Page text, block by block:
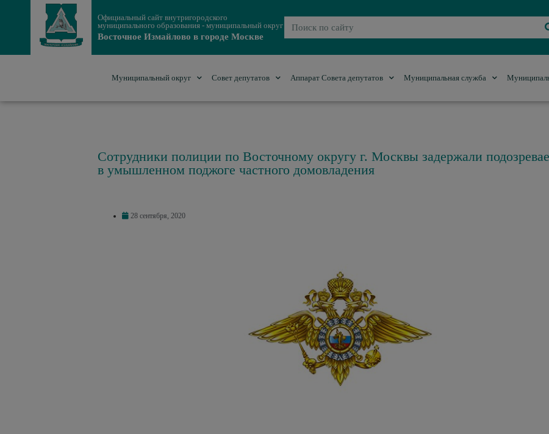
Официальный сайт внутригородского
муниципального образования - муниципальный округ
Восточное Измайлово в городе Москве
Муниципальный округ Совет депутатов Аппарат Совета депутатов Муниципальная служба
Сотрудники полиции по Восточному округу г. Москвы задержали
в умышленном поджоге частного домовладения
28 сентября, 2020